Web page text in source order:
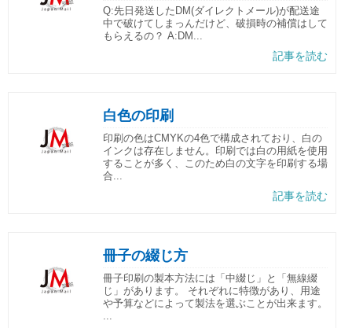
Q:先日発送したDM(ダイレクトメール)が配送途
中で破けてしまっんだけど、破損時の補償はして
もらえるの？ A:DM...
記事を読む
白色の印刷
印刷の色はCMYKの4色で構成されており、白の
インクは存在しません。印刷では白の用紙を使用
することが多く、このため白の文字を印刷する場
合...
記事を読む
冊子の綴じ方
冊子印刷の製本方法には「中綴じ」と「無線綴
じ」があります。 それぞれに特徴があり、用途
や予算などによって製法を選ぶことが出来ます。